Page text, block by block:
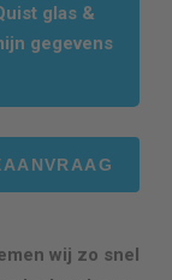
glas &
gegevens
wij zo snel